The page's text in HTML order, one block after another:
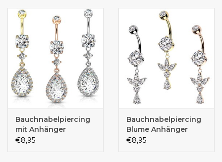
Bauchnabelpiercing
mit Anhänger
€8,95
Bauchnabelpiercing
Blume Anhänger
€8,95